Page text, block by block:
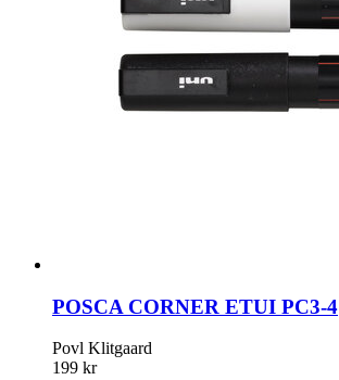
POSCA CORNER ETUI PC3-4
Povl Klitgaard
199 kr